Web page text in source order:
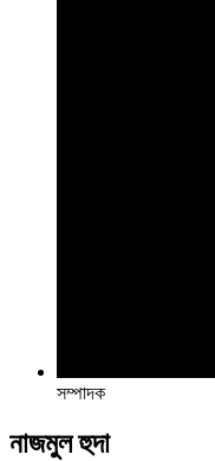
সম্পাদক
নাজমুল হুদা